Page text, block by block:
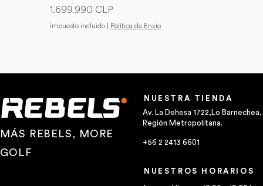
Precio
1.699.990 CLP
Impuesto incluido | Política de Envío
MÁS REBELS, MORE
GOLF
NUESTRA TIENDA
Av. La Dehesa 1722,Lo Barnechea,
Región Metropolitana.
+56 2 2413 6601
NUESTROS HORARIOS